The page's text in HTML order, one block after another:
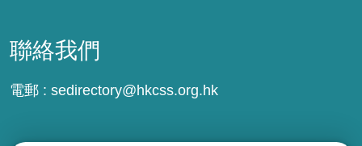
聯絡我們
電郵 : sedirectory@hkcss.org.hk